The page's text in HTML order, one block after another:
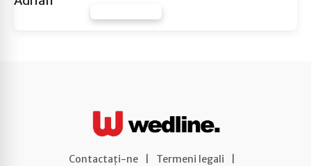
Contactați-ne Termeni legali